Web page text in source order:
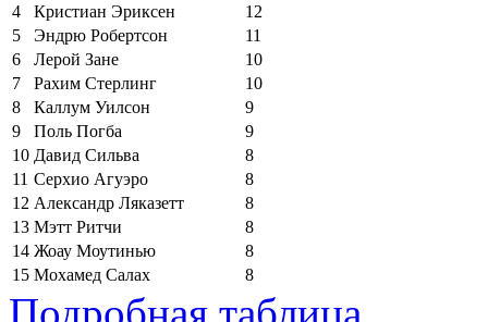
4
Кристиан Эриксен
12
5
Эндрю Робертсон
11
6
Лерой Зане
10
7
Рахим Стерлинг
10
8
Каллум Уилсон
9
9
Поль Погба
9
10 Давид Сильва
8
11 Серхио Агуэро
8
12 Александр Ляказетт
8
13 Мэтт Ритчи
8
14 Жоау Моутинью
8
15 Мохамед Салах 8
Подробная таблица